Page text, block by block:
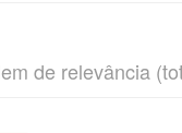
de relevância